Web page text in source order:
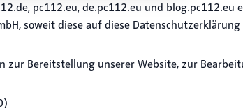
pc112.eu, de.pc112.eu und
soweit diese auf diese
zur Bereitstellung unserer Website, zur